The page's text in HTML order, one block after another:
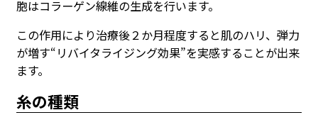
胞はコラーゲン線維の生成を行います。
この作用により治療後２か月程度すると肌のハリ、弾力
が増す“リバイタライジング効果”を実感することが出来
ます。
糸の種類